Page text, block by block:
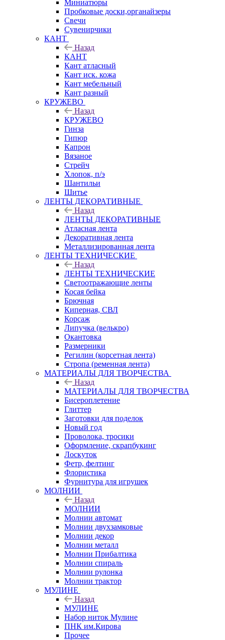
Миниатюры
Пробковые доски,органайзеры
Свечи
Сувенирчики
КАНТ
Назад
КАНТ
Кант атласный
Кант иск. кожа
Кант мебельный
Кант разный
КРУЖЕВО
Назад
КРУЖЕВО
Гинза
Гипюр
Капрон
Вязаное
Стрейч
Хлопок, п/э
Шантильи
Шитье
ЛЕНТЫ ДЕКОРАТИВНЫЕ
Назад
ЛЕНТЫ ДЕКОРАТИВНЫЕ
Атласная лента
Декоративная лента
Металлизированная лента
ЛЕНТЫ ТЕХНИЧЕСКИЕ
Назад
ЛЕНТЫ ТЕХНИЧЕСКИЕ
Светоотражающие ленты
Косая бейка
Брючная
Киперная, СВЛ
Корсаж
Липучка (велькро)
Окантовка
Размерники
Регилин (корсетная лента)
Стропа (ременная лента)
МАТЕРИАЛЫ ДЛЯ ТВОРЧЕСТВА
Назад
МАТЕРИАЛЫ ДЛЯ ТВОРЧЕСТВА
Бисероплетение
Глиттер
Заготовки для поделок
Новый год
Проволока, тросики
Оформление, скрапбукинг
Лоскуток
Фетр, фелтинг
Флористика
Фурнитура для игрушек
МОЛНИИ
Назад
МОЛНИИ
Молнии автомат
Молнии двухзамковые
Молнии декор
Молнии металл
Молнии Прибалтика
Молнии спираль
Молнии рулонка
Молнии трактор
МУЛИНЕ
Назад
МУЛИНЕ
Набор ниток Мулине
ПНК им.Кирова
Прочее